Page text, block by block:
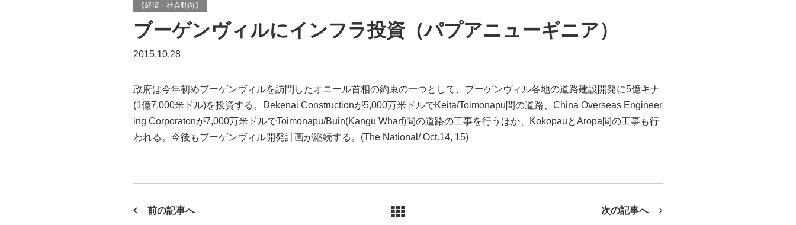
【経済・社会動向】
ブーゲンヴィルにインフラ投資（パプアニューギニア）
2015.10.28
政府は今年初めブーゲンヴィルを訪問したオニール首相の約束の一つとして、ブーゲンヴィル各地の道路建設開発に5億キナ
(1億7,000米ドル)を投資する。Dekenai Constructionが5,000万米ドルでKeita/Toimonapu間の道路、China Overseas Engineer
ing Corporatonが7,000万米ドルでToimonapu/Buin(Kangu Wharf)間の道路の工事を行うほか、KokopauとAropa間の工事も行
われる。今後もブーゲンヴィル開発計画が継続する。(The National/ Oct.14, 15)
前の記事へ 次の記事へ